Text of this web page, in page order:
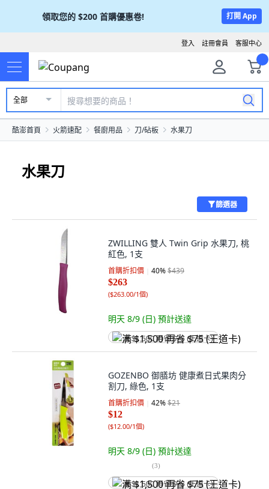
領取您的 $200 首購優惠卷! 打開 App
客服中心
註冊會員
登入
全部
酷澎首頁 火箭速配 餐廚用品 刀/砧板 水果刀
水果刀
篩選器
ZWILLING 雙人 Twin Grip 水果刀, 桃
紅色, 1支
首購折扣價 40%$439
$263
($263.00/1個)
明天 8/9 (日) 預計送達
满 $1,500 再省 $75 (王道卡)
GOZENBO 御膳坊 健康煮日式果肉分
割刀, 綠色, 1支
首購折扣價 42%$21
$12
($12.00/1個)
明天 8/9 (日) 預計送達
(3)
满 $1,500 再省 $75 (王道卡)